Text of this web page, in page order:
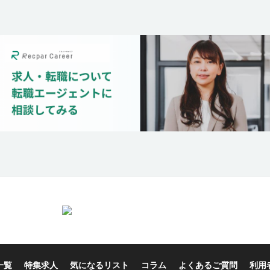
覧 特集求人 気になるリスト コラム よくあるご質問 利用